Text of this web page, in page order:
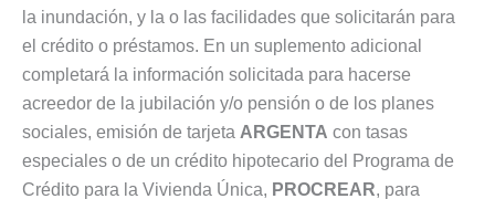
la inundación, y la o las facilidades que solicitarán para
el crédito o préstamos. En un suplemento adicional
completará la información solicitada para hacerse
acreedor de la jubilación y/o pensión o de los planes
sociales, emisión de tarjeta ARGENTA con tasas
especiales o de un crédito hipotecario del Programa de
Crédito para la Vivienda Única, PROCREAR, para